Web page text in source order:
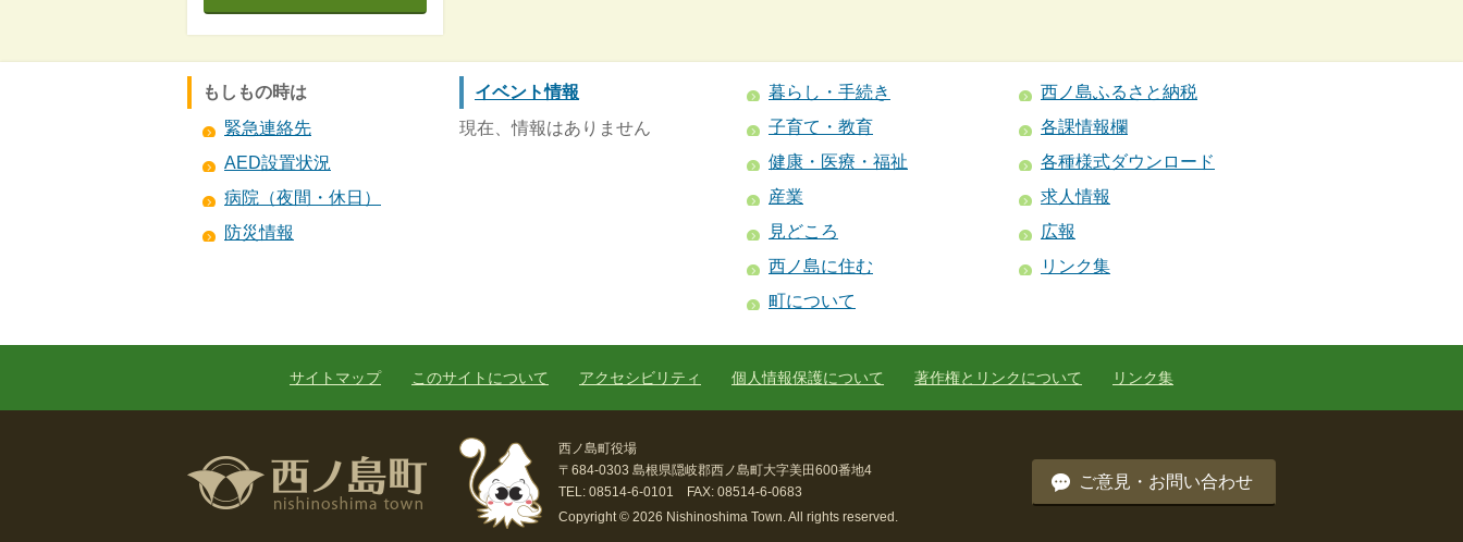
もしもの時は
緊急連絡先
AED設置状況
病院（夜間・休日）
防災情報
イベント情報
現在、情報はありません
暮らし・手続き
子育て・教育
健康・医療・福祉
産業
見どころ
西ノ島に住む
町について
西ノ島ふるさと納税
各課情報欄
各種様式ダウンロード
求人情報
広報
リンク集
サイトマップ このサイトについて アクセシビリティ 個人情報保護について 著作権とリンクについて リンク集
ご意見・お問い合わせ
西ノ島町役場
〒684-0303 島根県隠岐郡西ノ島町大字美田600番地4
TEL: 08514-6-0101 FAX: 08514-6-0683
Copyright © 2026 Nishinoshima Town. All rights reserved.